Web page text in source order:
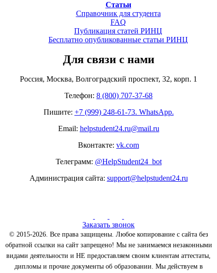
Статьи
Справочник для студента
FAQ
Публикация статей РИНЦ
Бесплатно опубликованные статьи РИНЦ
Для связи с нами
Россия, Москва, Волгоградский проспект, 32, корп. 1
Телефон: 8 (800) 707-37-68
Пишите: +7 (999) 248-61-73. WhatsApp.
Email: helpstudent24.ru@mail.ru
Вконтакте: vk.com
Телеграмм: @HelpStudent24_bot
Администрация сайта: support@helpstudent24.ru
Заказать звонок
© 2015-2026. Все права защищены. Любое копирование с сайта без
обратной ссылки на сайт запрещено! Мы не занимаемся незаконными
видами деятельности и НЕ предоставляем своим клиентам аттестаты,
дипломы и прочие документы об образовании. Мы действуем в